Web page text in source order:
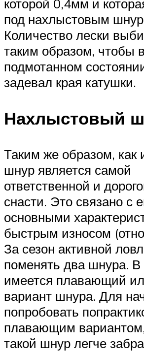
которой 0,4мм и
под нахлыстовым
Количество лески
таким образом, чтобы в
подмотанном
задевал края катушки.
Нахлыстовый
Таким же образом, как
шнур является самой
ответственной и
снасти. Это связано с
основными
быстрым износом
За сезон активной
поменять два шнура.
имеется плавающий
вариант шнура. Для
попробовать
плавающим вариантом,
такой шнур легче